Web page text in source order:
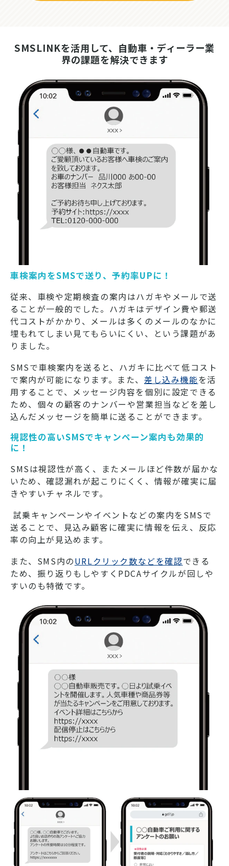
SMSLINKを活用して、自動車・ディーラー業
界の課題を解決できます
車検案内をSMSで送り、予約率UPに！
従来、車検や定期検査の案内はハガキやメールで送
ることが一般的でした。ハガキはデザイン費や郵送
代コストがかかり、メールは多くのメールのなかに
埋もれてしまい見てもらいにくい、という課題があ
りました。
SMSで車検案内を送ると、ハガキに比べて低コスト
で案内が可能になります。また、 差し込み機能を活
用することで、メッセージ内容を個別に設定できる
ため、個々の顧客のナンバーや営業担当などを差し
込んだメッセージを簡単に送ることができます。
視認性の高いSMSでキャンペーン案内も効果的
に！
SMSは視認性が高く、またメールほど件数が届かな
いため、確認漏れが起こりにくく、情報が確実に届
きやすいチャネルです。
試乗キャンペーンやイベントなどの案内をSMSで
送ることで、見込み顧客に確実に情報を伝え、反応
率の向上が見込めます。
また、SMS内のURLクリック数などを確認できる
ため、振り返りもしやすくPDCAサイクルが回しや
すいのも特徴です。